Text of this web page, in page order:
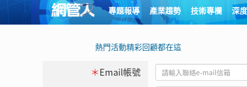
專題報導 產業趨勢 技術專欄 深
熱門活動精彩回顧都在這
＊Email帳號